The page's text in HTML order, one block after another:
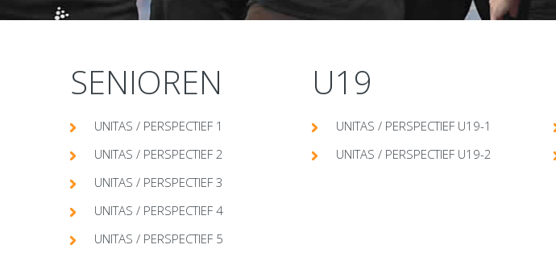
SENIOREN
UNITAS / PERSPECTIEF 1
UNITAS / PERSPECTIEF 2
UNITAS / PERSPECTIEF 3
UNITAS / PERSPECTIEF 4
UNITAS / PERSPECTIEF 5
U19
UNITAS / PERSPECTIEF U19-1
UNITAS / PERSPECTIEF U19-2